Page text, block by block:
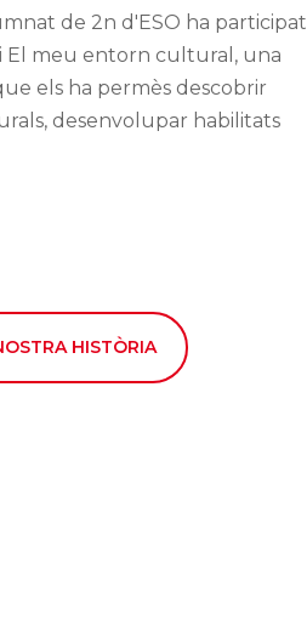
de 2n d'ESO ha participat
El meu entorn cultural, una
els ha permès descobrir
desenvolupar habilitats
HISTÒRIA